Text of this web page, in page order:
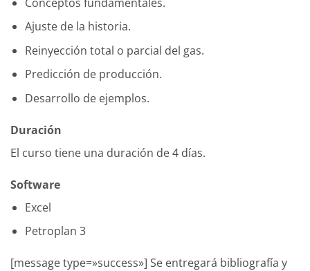
Ajuste de la historia.
Reinyección total o parcial del gas.
Predicción de producción.
Desarrollo de ejemplos.
Duración
El curso tiene una duración de 4 días.
Software
Excel
Petroplan 3
[message type=»success»] Se entregará bibliografía y